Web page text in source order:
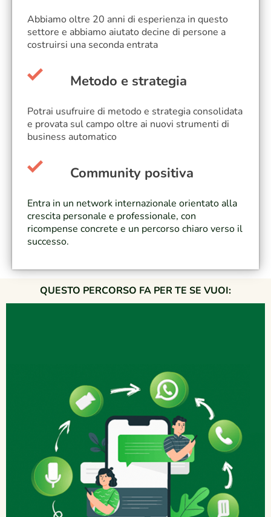
Abbiamo oltre 20 anni di esperienza in questo
settore e abbiamo aiutato decine di persone a
costruirsi una seconda entrata
Metodo e strategia
Potrai usufruire di metodo e strategia consolidata
e provata sul campo oltre ai nuovi strumenti di
business automatico
Community positiva
Entra in un network internazionale orientato alla
crescita personale e professionale, con
ricompense concrete e un percorso chiaro verso il
successo.
QUESTO PERCORSO FA PER TE SE VUOI: